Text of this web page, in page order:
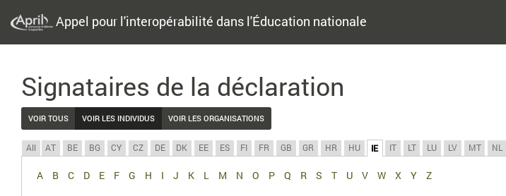
Appel pour l'interopérabilité dans l'Éducation nationale
Signataires de la déclaration
VOIR TOUS VOIR LES INDIVIDUS VOIR LES ORGANISATIONS
All AT BE BG CY CZ DE DK EE ES FI FR GB GR HR HU IE IT LT LU LV MT NL
A B C D E F G H I J K L M N O P Q R S T U V W X Y
Z